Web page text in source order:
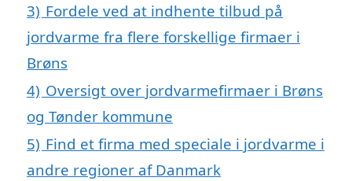
3) Fordele ved at indhente tilbud på
jordvarme fra flere forskellige firmaer i
Brøns
4) Oversigt over jordvarmefirmaer i Brøns
og Tønder kommune
5) Find et firma med speciale i jordvarme i
andre regioner af Danmark